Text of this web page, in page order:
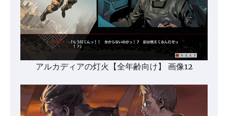
アルカディアの灯火【全年齢向け】 画像12